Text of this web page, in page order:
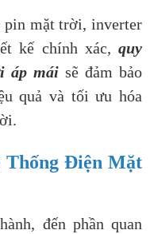
pin mặt trời, inverter
kế chính xác, quy
áp máisẽ đảm bảo
quả và tối ưu hóa
Điện Mặt
đến phần quan